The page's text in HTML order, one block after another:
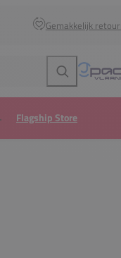
Gemakkelijk
Zoeken
Flagship Store